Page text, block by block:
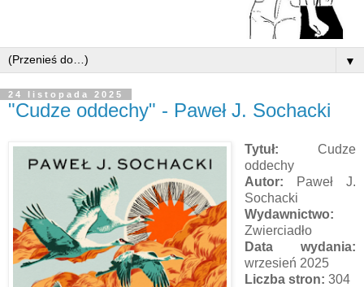
▼
24 listopada 2025
"Cudze oddechy" - Paweł J. Sochacki
Tytuł: Cudze
oddechy
Autor: Paweł J.
Sochacki
Wydawnictwo:
Zwierciadło
Data wydania:
wrzesień 2025
Liczba stron: 304